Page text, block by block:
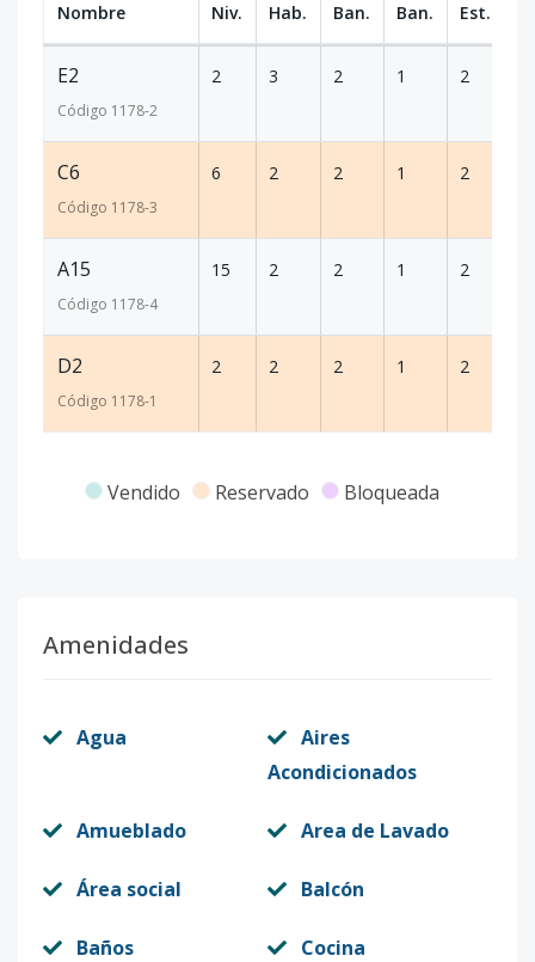
Nombre Niv. Hab. Ban.
Ban.
Est.
E2
Código 1178-2
2 3 2 1 2
C6
Código 1178-3
6 2 2 1 2
A15
Código 1178-4
15 2 2 1 2
D2
Código 1178-1
2 2 2 1 2
Vendido Reservado Bloqueada
Amenidades
Agua
Aires
Acondicionados
Amueblado Area de Lavado
Área social Balcón
Baños Cocina